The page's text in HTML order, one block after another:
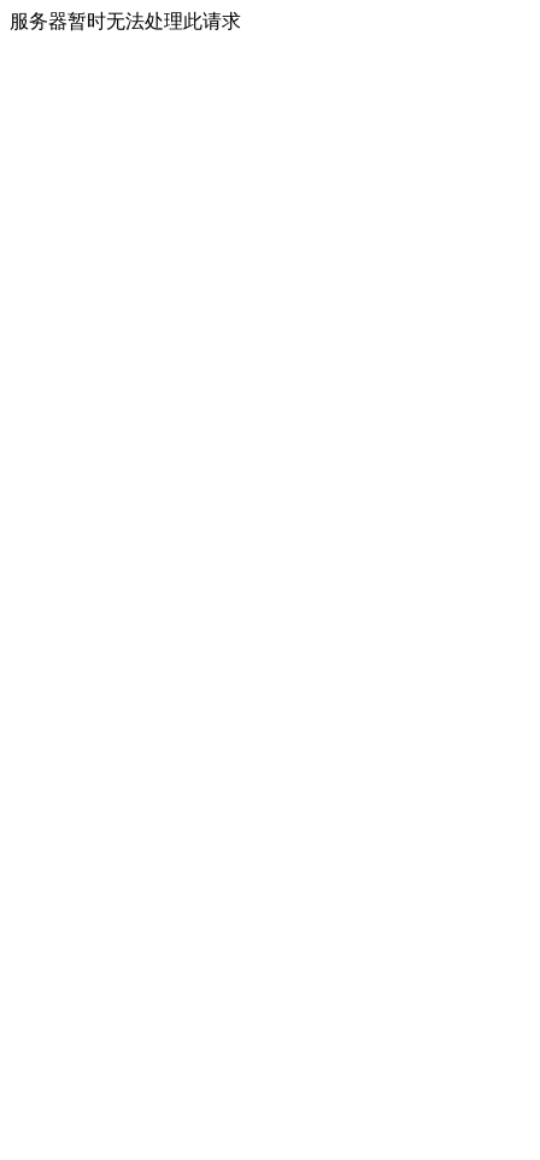
服务器暂时无法处理此请求